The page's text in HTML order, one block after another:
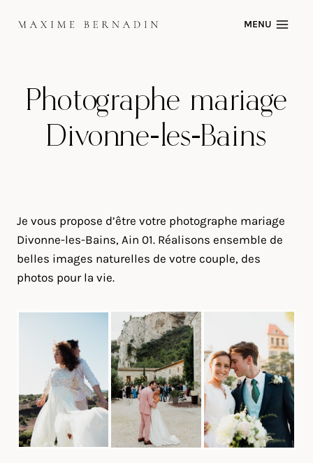
MENU
Photographe mariage
Divonne-les-Bains
Je vous propose d’être votre photographe mariage
Divonne-les-Bains, Ain 01. Réalisons ensemble de
belles images naturelles de votre couple, des
photos pour la vie.